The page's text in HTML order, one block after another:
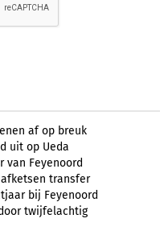
af op breuk
uit op Ueda
van Feyenoord
transfer
bij Feyenoord
twijfelachtig